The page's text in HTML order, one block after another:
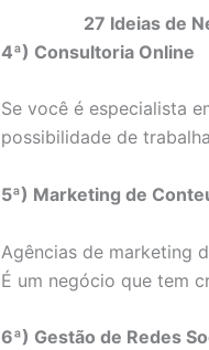
27 Ideias de
4ª) Consultoria Online
Se você é especialista
possibilidade de
5ª) Marketing de
Agências de marketing
É um negócio que tem
6ª) Gestão de Redes